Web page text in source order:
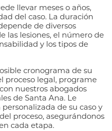
llevar meses o años,
del caso. La duración
de diversos
las lesiones, el número de
y los tipos de
cronograma de su
proceso legal, programe
nuestros abogados
de Santa Ana. Le
de su caso y
proceso, asegurándonos
cada etapa.